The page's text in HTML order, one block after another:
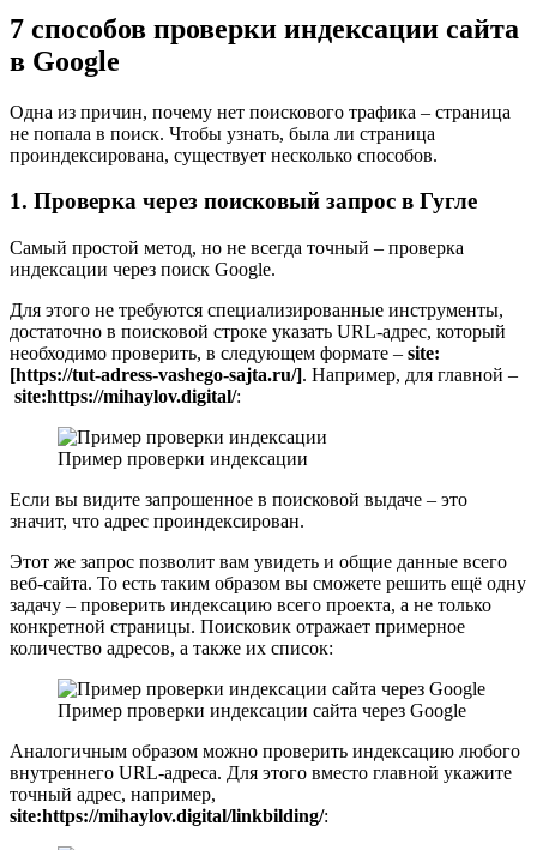
7 способов проверки индексации сайта
в Google
Одна из причин, почему нет поискового трафика – страница
не попала в поиск. Чтобы узнать, была ли страница
проиндексирована, существует несколько способов.
1. Проверка через поисковый запрос в Гугле
Самый простой метод, но не всегда точный – проверка
индексации через поиск Google.
Для этого не требуются специализированные инструменты,
достаточно в поисковой строке указать URL-адрес, который
необходимо проверить, в следующем формате – site:
[https://tut-adress-vashego-sajta.ru/]. Например, для главной –
site:https://mihaylov.digital/:
Пример проверки индексации
Если вы видите запрошенное в поисковой выдаче – это
значит, что адрес проиндексирован.
Этот же запрос позволит вам увидеть и общие данные всего
веб-сайта. То есть таким образом вы сможете решить ещё одну
задачу – проверить индексацию всего проекта, а не только
конкретной страницы. Поисковик отражает примерное
количество адресов, а также их список:
Пример проверки индексации сайта через Google
Аналогичным образом можно проверить индексацию любого
внутреннего URL-адреса. Для этого вместо главной укажите
точный адрес, например,
site:https://mihaylov.digital/linkbilding/: